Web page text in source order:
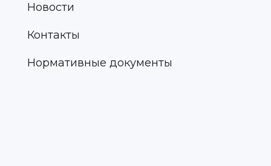
Новости
Контакты
Нормативные документы